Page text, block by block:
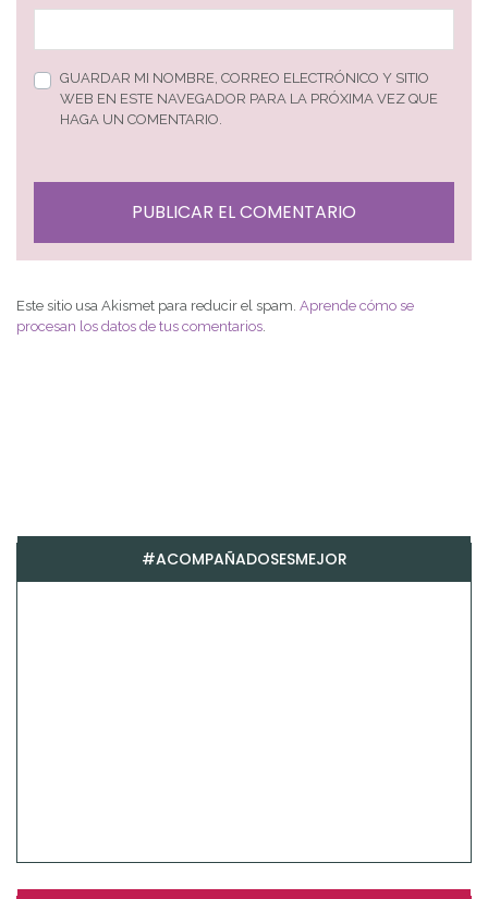
GUARDAR MI NOMBRE, CORREO ELECTRÓNICO Y SITIO
WEB EN ESTE NAVEGADOR PARA LA PRÓXIMA VEZ QUE
HAGA UN COMENTARIO.
Este sitio usa Akismet para reducir el spam. Aprende cómo se
procesan los datos de tus comentarios.
#ACOMPAÑADOSESMEJOR